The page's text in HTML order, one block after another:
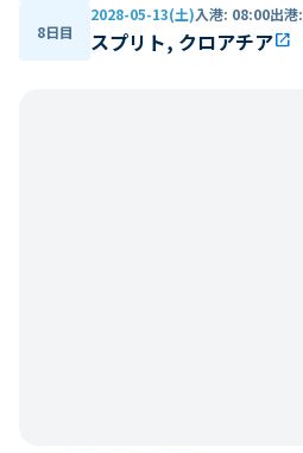
8日目
2028-05-13(土)入港: 08:00出港:
スプリト, クロアチアopen_in_new